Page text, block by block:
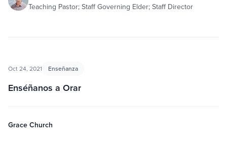
Teaching Pastor; Staff Governing Elder; Staff Director
Oct 24, 2021 Enseñanza
Enséñanos a Orar
Grace Church